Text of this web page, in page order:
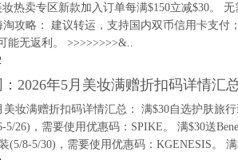
热卖专区新款加入订单每满$150立减$30。
攻略： 建议转运，支持国内双币信用卡支付
能无返利。 >>>>>>>>&..
：2026年5月美妆满赠折扣码详情汇
美妆满赠折扣码详情汇总： 满$30自选护肤旅
26)，需要使用优惠码：SPIKE。 满$30送
装(5/8-5/30)，需要使用优惠码：KGENESIS。